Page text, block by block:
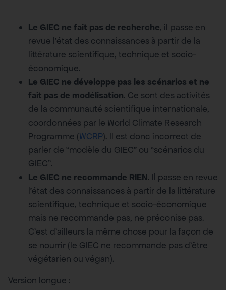
Le GIEC ne fait pas de recherche, il passe en
revue l’état des connaissances à partir de la
littérature scientifique, technique et socio-
économique.
Le GIEC ne développe pas les scénarios et ne
fait pas de modélisation. Ce sont des activités
de la communauté scientifique internationale,
coordonnées par le World Climate Research
Programme (WCRP). Il est donc incorrect de
parler de “modèle du GIEC” ou “scénarios du
GIEC”.
Le GIEC ne recommande RIEN. Il passe en revue
l’état des connaissances à partir de la littérature
scientifique, technique et socio-économique
mais ne recommande pas, ne préconise pas.
C’est d’ailleurs la même chose pour la façon de
se nourrir (le GIEC ne recommande pas d’être
végétarien ou végan).
Version longue :